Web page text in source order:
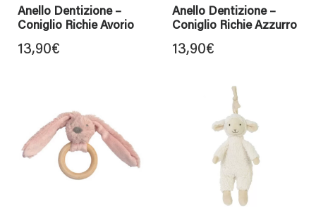
Anello Dentizione –
Coniglio Richie Avorio
13,90€
Anello Dentizione –
Coniglio Richie Azzurro
13,90€